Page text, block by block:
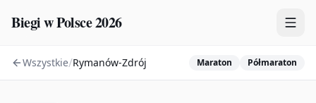
Biegi w Polsce 2026
Zawody
Wszystkie/Rymanów-Zdrój Maraton Półmaraton